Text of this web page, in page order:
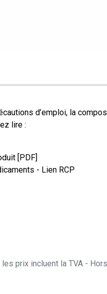
d’emploi, la
lire :
[PDF]
- Lien RCP
les prix incluent la TVA -